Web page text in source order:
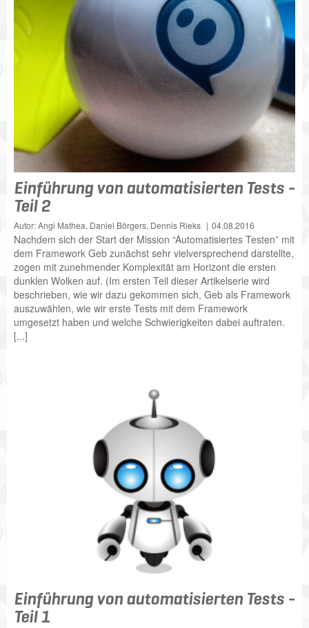
Einführung von automatisierten Tests -
Teil 2
Autor: Angi Mathea, Daniel Börgers, Dennis Rieks 04.08.2016
Nachdem sich der Start der Mission “Automatisiertes Testen” mit
dem Framework Geb zunächst sehr vielversprechend darstellte,
zogen mit zunehmender Komplexität am Horizont die ersten
dunklen Wolken auf. (Im ersten Teil dieser Artikelserie wird
beschrieben, wie wir dazu gekommen sich, Geb als Framework
auszuwählen, wie wir erste Tests mit dem Framework
umgesetzt haben und welche Schwierigkeiten dabei auftraten.
[...]
Einführung von automatisierten Tests -
Teil 1